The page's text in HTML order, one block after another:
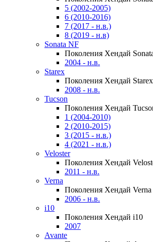
5 (2002-2005)
6 (2010-2016)
7 (2017 - н.в.)
8 (2019 - н.в)
Sonata NF
Поколения Хендай
2004 - н.в.
Starex
Поколения Хендай Starex
2008 - н.в.
Tucson
Поколения Хендай
1 (2004-2010)
2 (2010-2015)
3 (2015 - н.в.)
4 (2021 - н.в.)
Veloster
Поколения Хендай
2011 - н.в.
Verna
Поколения Хендай Verna
2006 - н.в.
i10
Поколения Хендай i10
2007
Avante